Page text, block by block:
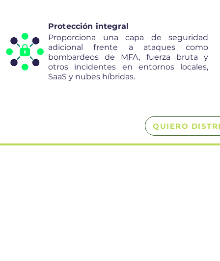
Protección integral
Proporciona una capa de seguridad
adicional frente a ataques como
bombardeos de MFA, fuerza bruta y
otros incidentes en entornos locales,
SaaS y nubes híbridas.
QUIERO